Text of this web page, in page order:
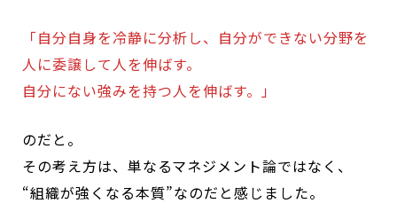
「自分自身を冷静に分析し、自分ができない分野を
人に委譲して人を伸ばす。
自分にない強みを持つ人を伸ばす。」
のだと。
その考え方は、単なるマネジメント論ではなく、
“組織が強くなる本質”なのだと感じました。